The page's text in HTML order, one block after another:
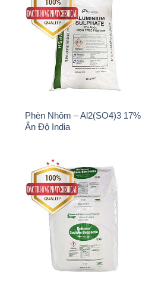
Phèn Nhôm – Al2(SO4)3 17%
Ấn Độ India